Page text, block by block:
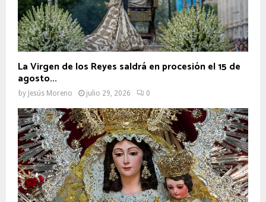
La Virgen de los Reyes saldrá en procesión el 15 de
agosto...
by Jesús Moreno julio 29, 2026 0